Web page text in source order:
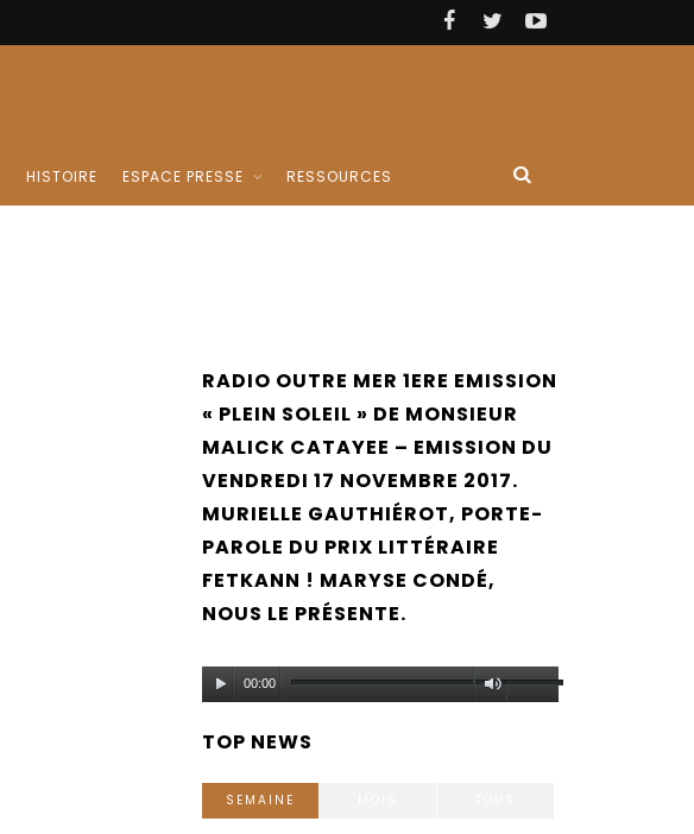
HISTOIRE ESPACE PRESSE RESSOURCES
RADIO OUTRE MER 1ERE EMISSION
« PLEIN SOLEIL » DE MONSIEUR
MALICK CATAYEE – EMISSION DU
VENDREDI 17 NOVEMBRE 2017.
MURIELLE GAUTHIÉROT, PORTE-
PAROLE DU PRIX LITTÉRAIRE
FETKANN ! MARYSE CONDÉ,
NOUS LE PRÉSENTE.
Lecteur
00:00
Utilisez
TOP NEWS
SEMAINE